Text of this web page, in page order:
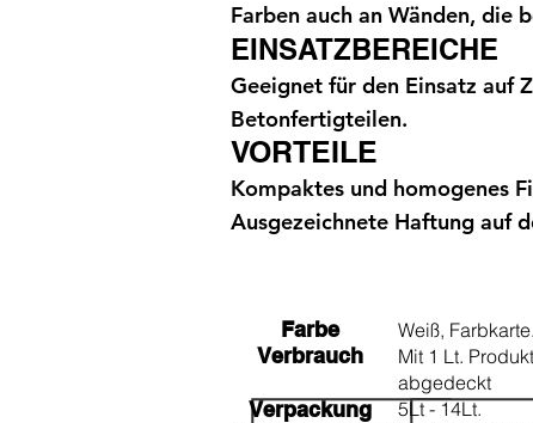
Farben auch an Wänden, die
EINSATZBEREICHE
Geeignet für den Einsatz auf
Betonfertigteilen.
VORTEILE
Kompaktes und homogenes
Ausgezeichnete Haftung auf
Farbe
Verbrauch
Verpackung
Weiß, Farbkarte.
Mit 1 Lt.
abgedeckt
5Lt - 14Lt.